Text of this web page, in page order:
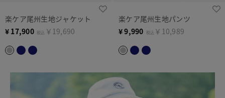
楽ケア尾州生地ジャケット
¥ 17,900 税込 ￥19,690
楽ケア尾州生地パンツ
¥9,990 税込 ￥10,989